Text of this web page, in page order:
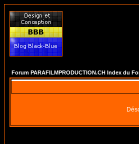
Forum PARAFILMPRODUCTION.CH Index du